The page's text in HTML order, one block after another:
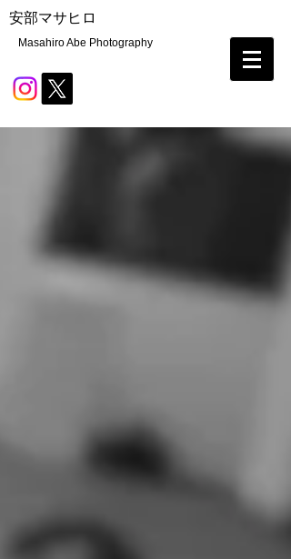
安部マサヒロ
Masahiro Abe Photography